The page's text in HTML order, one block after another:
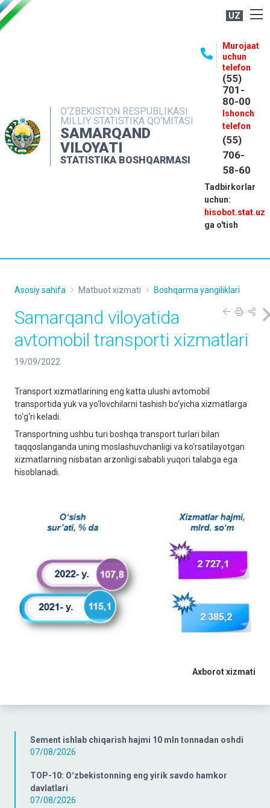
UZ
O‘ZBEKISTON RESPUBLIKASI
MILLIY STATISTIKA QO‘MITASI
SAMARQAND
VILOYATI
STATISTIKA BOSHQARMASI
Murojaat
uchun
telefon
(55)
701-
80-00
Ishonch
telefon
(55)
706-
58-60
Tadbirkorlar
uchun:
hisobot.stat.uz
ga o'tish
MATBUOT XIZMATI
MUROJAATLAR
KONTAKTLAR
Sement ishlab chiqarish hajmi 10 mln tonnadan oshdi
07/08/2026
TOP-10: Oʻzbekistonning eng yirik savdo hamkor
davlatlari
07/08/2026
Asosiy sahifa Matbuot xizmati Boshqarma yangiliklari
Samarqand viloyatida
avtomobil transporti xizmatlari
19/09/2022
Transport xizmatlarining eng katta ulushi avtomobil
transportida yuk va yo‘lovchilarni tashish bo‘yicha xizmatlarga
to‘g‘ri keladi.
Transportning ushbu turi boshqa transport turlari bilan
taqqoslanganda uning moslashuvchanligi va ko‘rsatilayotgan
xizmatlarning nisbatan arzonligi sababli yuqori talabga ega
hisoblanadi.
Axborot xizmati